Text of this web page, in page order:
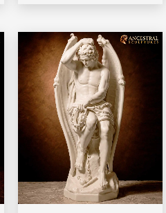
Rango
de
precios:
desde
€67,00
hasta
€345,00
Este
producto
tiene
múltiples
variantes.
opciones
pueden
elegir